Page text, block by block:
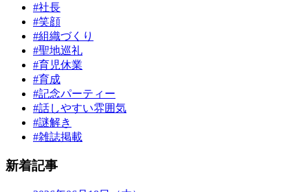
#社長
#笑顔
#組織づくり
#聖地巡礼
#育児休業
#育成
#記念パーティー
#話しやすい雰囲気
#謎解き
#雑誌掲載
新着記事